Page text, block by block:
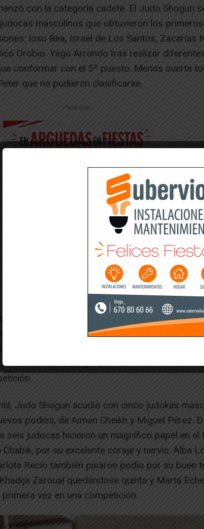
con la categoría cadete. El Judo Shogun
masculinos que obtuvieron los
Iosu Bea, Israel de Los Santos, Zacarias
Orobio. Yago Arrondo tras realizar
conformar con el 5º puesto. Menos suerte
que no pudieron clasificarse.
-- Publicidad --
equipo femenino también hicieron unos buenos
área, consiguiendo un total de cinco podios de
Casajus, Kira Aguado, Siham Zamroud y Amaia
tuvo Julieth Gallego que tras una mala caída
Judo Shogun acudió con cinco judokas
podios, de Aiman Cheikh y Miguel Pérez.
seis judocas hicieron un magnífico papel en el
por su excelente coraje y nervio. Alba
Recio también pisaron podio por su buen
Zaroual quedándose quinta y Marta
vez en una competición.